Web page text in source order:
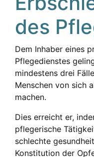
des
Dem Inhaber eines
Pflegedienstes
mindestens drei
Menschen von sich
machen.
Dies erreicht er,
pflegerische
schlechte
Konstitution der